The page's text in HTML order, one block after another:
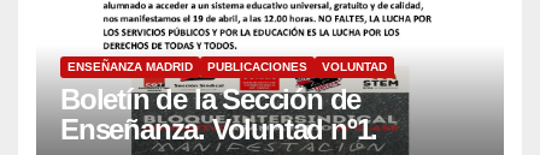
ENSEÑANZA MADRID PUBLICACIONES VOLUNTAD
Boletín de la Sección de
Enseñanza. Voluntad nº1.